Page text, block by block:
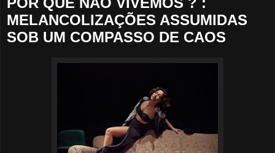
MELANCOLIZAÇÕES ASSUMIDAS
SOB UM COMPASSO DE CAOS